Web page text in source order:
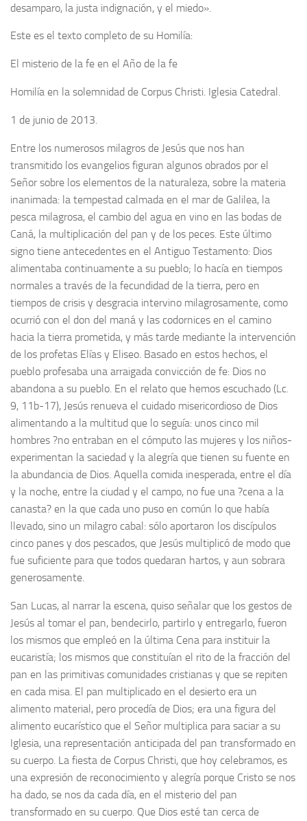
desamparo, la justa indignación, y el miedo».
Este es el texto completo de su Homilía:
El misterio de la fe en el Año de la fe
Homilía en la solemnidad de Corpus Christi. Iglesia Catedral.
1 de junio de 2013.
Entre los numerosos milagros de Jesús que nos han
transmitido los evangelios figuran algunos obrados por el
Señor sobre los elementos de la naturaleza, sobre la materia
inanimada: la tempestad calmada en el mar de Galilea, la
pesca milagrosa, el cambio del agua en vino en las bodas de
Caná, la multiplicación del pan y de los peces. Este último
signo tiene antecedentes en el Antiguo Testamento: Dios
alimentaba continuamente a su pueblo; lo hacía en tiempos
normales a través de la fecundidad de la tierra, pero en
tiempos de crisis y desgracia intervino milagrosamente, como
ocurrió con el don del maná y las codornices en el camino
hacia la tierra prometida, y más tarde mediante la intervención
de los profetas Elías y Eliseo. Basado en estos hechos, el
pueblo profesaba una arraigada convicción de fe: Dios no
abandona a su pueblo. En el relato que hemos escuchado (Lc.
9, 11b-17), Jesús renueva el cuidado misericordioso de Dios
alimentando a la multitud que lo seguía: unos cinco mil
hombres ?no entraban en el cómputo las mujeres y los niños-
experimentan la saciedad y la alegría que tienen su fuente en
la abundancia de Dios. Aquella comida inesperada, entre el día
y la noche, entre la ciudad y el campo, no fue una ?cena a la
canasta? en la que cada uno puso en común lo que había
llevado, sino un milagro cabal: sólo aportaron los discípulos
cinco panes y dos pescados, que Jesús multiplicó de modo que
fue suficiente para que todos quedaran hartos, y aun sobrara
generosamente.
San Lucas, al narrar la escena, quiso señalar que los gestos de
Jesús al tomar el pan, bendecirlo, partirlo y entregarlo, fueron
los mismos que empleó en la última Cena para instituir la
eucaristía; los mismos que constituían el rito de la fracción del
pan en las primitivas comunidades cristianas y que se repiten
en cada misa. El pan multiplicado en el desierto era un
alimento material, pero procedía de Dios; era una figura del
alimento eucarístico que el Señor multiplica para saciar a su
Iglesia, una representación anticipada del pan transformado en
su cuerpo. La fiesta de Corpus Christi, que hoy celebramos, es
una expresión de reconocimiento y alegría porque Cristo se nos
ha dado, se nos da cada día, en el misterio del pan
transformado en su cuerpo. Que Dios esté tan cerca de